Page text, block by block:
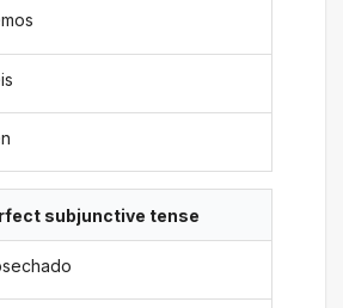
subjunctive tense